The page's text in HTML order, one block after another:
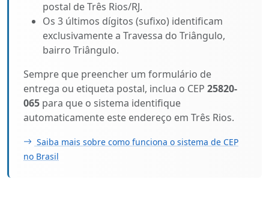
postal de Três Rios/RJ.
Os 3 últimos dígitos (sufixo) identificam
exclusivamente a Travessa do Triângulo,
bairro Triângulo.
Sempre que preencher um formulário de
entrega ou etiqueta postal, inclua o CEP 25820-
065 para que o sistema identifique
automaticamente este endereço em Três Rios.
Saiba mais sobre como funciona o sistema de CEP
no Brasil